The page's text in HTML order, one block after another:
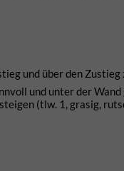
und über den
und unter der
(tlw. 1, grasig,